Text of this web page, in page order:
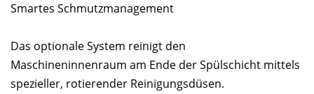
Smartes Schmutzmanagement
Das optionale System reinigt den
Maschineninnenraum am Ende der Spülschicht mittels
spezieller, rotierender Reinigungsdüsen.